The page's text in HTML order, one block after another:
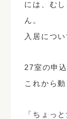
には、む
ん。
入居につい
27室の申
これから
「ちょっ